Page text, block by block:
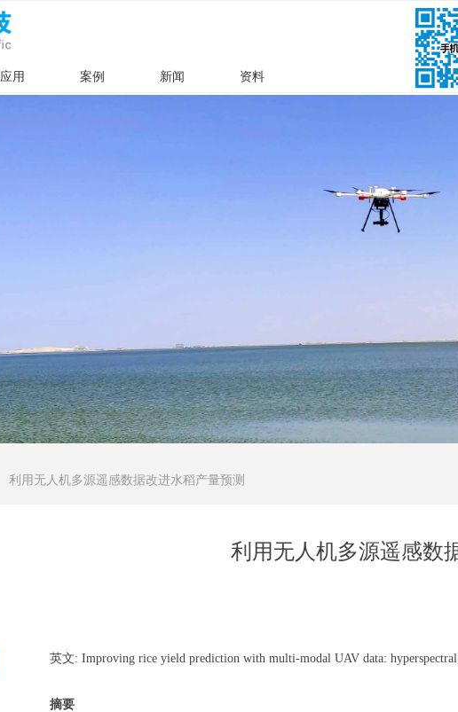
应用 案例 新闻 资料
利用无人机多源遥感数
英文: Improving rice yield prediction with multi-modal UAV data:
摘要
利用无人机多源遥感数据改进水稻产量预测